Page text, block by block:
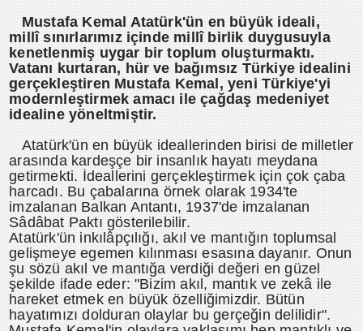
Mustafa Kemal Atatürk'ün en büyük ideali,
millî sınırlarımız içinde millî birlik duygusuyla
kenetlenmiş uygar bir toplum oluşturmaktı.
Vatanı kurtaran, hür ve bağımsız Türkiye idealini
gerçekleştiren Mustafa Kemal, yeni Türkiye'yi
modernleştirmek amacı ile çağdaş medeniyet
idealine yöneltmiştir.
Atatürk'ün en büyük ideallerinden birisi de milletler
arasında kardeşçe bir insanlık hayatı meydana
getirmekti. İdeallerini gerçekleştirmek için çok çaba
harcadı. Bu çabalarına örnek olarak 1934'te
imzalanan Balkan Antantı, 1937'de imzalanan
Sâdâbat Paktı gösterilebilir.
Atatürk'ün inkılâpçılığı, akıl ve mantığın toplumsal
gelişmeye egemen kılınması esasına dayanır. Onun
şu sözü akıl ve mantığa verdiği değeri en güzel
şekilde ifade eder: "Bizim akıl, mantık ve zekâ ile
hareket etmek en büyük özelliğimizdir. Bütün
hayatımızı dolduran olaylar bu gerçeğin delilidir".